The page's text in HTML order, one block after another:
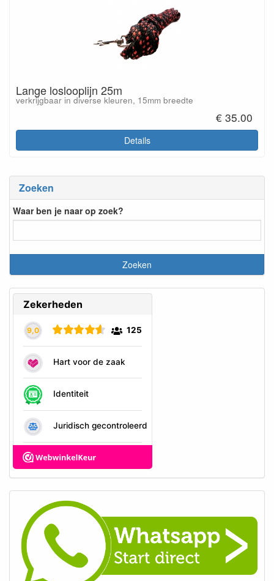
Zoeken
Waar ben je naar op zoek?
Lange loslooplijn 25m
verkrijgbaar in diverse kleuren, 15mm breedte
€ 35.00
Details